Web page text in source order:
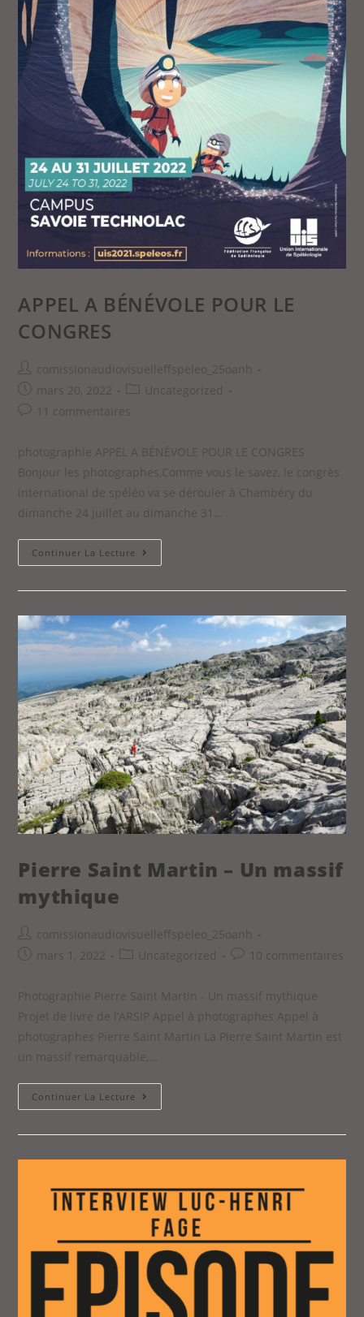
APPEL A BÉNÉVOLE POUR LE
CONGRES
comissionaudiovisuelleffspeleo_25oanh
mars 20, 2022
Uncategorized
11 commentaires
photographie APPEL A BÉNÉVOLE POUR LE CONGRES
Bonjour les photographes,Comme vous le savez, le congrès
international de spéléo va se dérouler à Chambéry du
dimanche 24 juillet au dimanche 31…
Continuer La Lecture
Pierre Saint Martin – Un massif
mythique
comissionaudiovisuelleffspeleo_25oanh
mars 1, 2022
Uncategorized 10 commentaires
Photographie Pierre Saint Martin - Un massif mythique
Projet de livre de l’ARSIP Appel à photographes Appel à
photographes Pierre Saint Martin La Pierre Saint Martin est
un massif remarquable,…
Continuer La Lecture